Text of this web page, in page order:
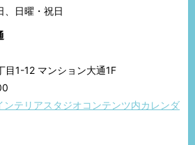
、日曜・祝日
目1-12 マンション大通1F
ンテリアスタジオコンテンツ内カレンダ